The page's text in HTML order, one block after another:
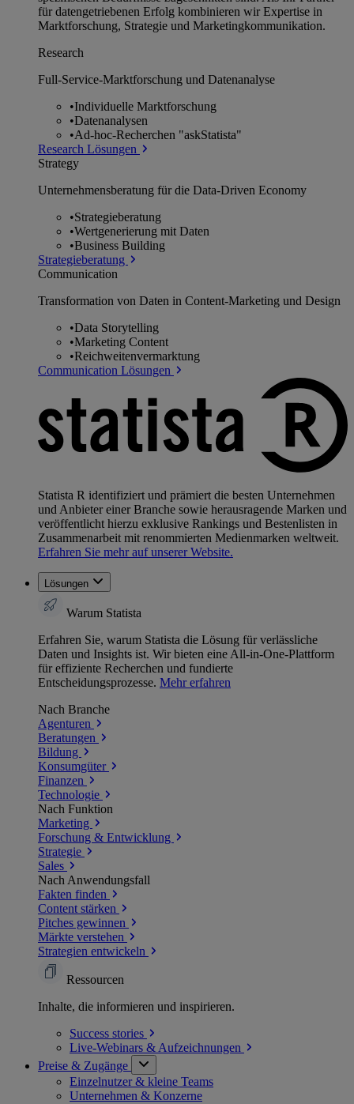
für datengetriebenen Erfolg kombinieren wir Expertise in
Marktforschung, Strategie und Marketingkommunikation.
Research
Full-Service-Marktforschung und Datenanalyse
•Individuelle Marktforschung
•Datenanalysen
•Ad-hoc-Recherchen "askStatista"
Research Lösungen
Strategy
Unternehmens­beratung für die Data-Driven Economy
•Strategieberatung
•Wertgenerierung mit Daten
•Business Building
Strategieberatung
Communication
Transformation von Daten in Content-Marketing und Design
•Data Storytelling
•Marketing Content
•Reichweitenvermarktung
Communication Lösungen
Statista R identifiziert und prämiert die besten Unternehmen
und Anbieter einer Branche sowie herausragende Marken und
veröffentlicht hierzu exklusive Rankings und Bestenlisten in
Zusammenarbeit mit renommierten Medienmarken weltweit.
Erfahren Sie mehr auf unserer Website.
Lösungen
Warum Statista
Erfahren Sie, warum Statista die Lösung für verlässliche
Daten und Insights ist. Wir bieten eine All-in-One-Plattform
für effiziente Recherchen und fundierte
Entscheidungsprozesse. Mehr erfahren
Nach Branche
Agenturen
Beratungen
Bildung
Konsumgüter
Finanzen
Technologie
Nach Funktion
Marketing
Forschung & Entwicklung
Strategie
Sales
Nach Anwendungsfall
Fakten finden
Content stärken
Pitches gewinnen
Märkte verstehen
Strategien entwickeln
Ressourcen
Inhalte, die informieren und inspirieren.
Success stories
Live-Webinars & Aufzeichnungen
Preise & Zugänge
Einzelnutzer & kleine Teams
Unternehmen & Konzerne